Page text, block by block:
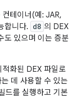
컨테이너(예: JAR,
합니다. d8 의 DEX
도 있으며 이는 증분
화된 DEX 파일로
데 사용할 수 있는
드를 실행하고 기본